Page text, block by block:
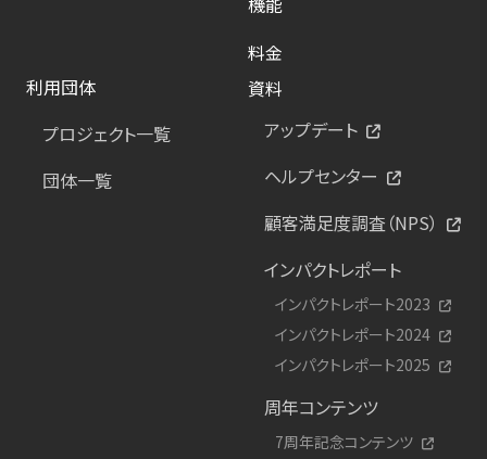
料金
利用団体
プロジェクト一覧
団体一覧
資料
アップデート
ヘルプセンター
顧客満足度調査（NPS）
インパクトレポート
インパクトレポート2023
インパクトレポート2024
インパクトレポート2025
周年コンテンツ
7周年記念コンテンツ